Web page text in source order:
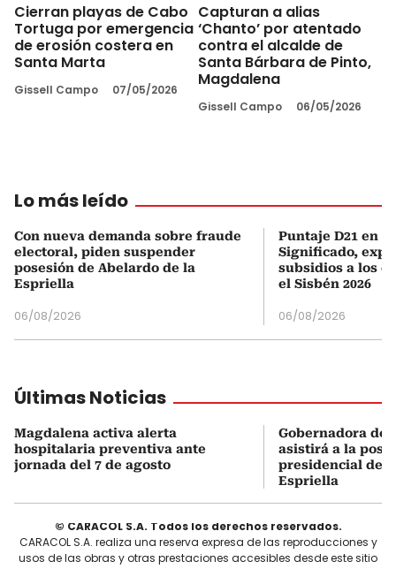
Cierran playas de Cabo
Tortuga por emergencia
de erosión costera en
Santa Marta
Gissell Campo 07/05/2026
Capturan a alias
‘Chanto’ por atentado
contra el alcalde de
Santa Bárbara de Pinto,
Magdalena
Gissell Campo 06/05/2026
Lo más leído
Con nueva demanda sobre fraude
electoral, piden suspender
posesión de Abelardo de la
Espriella
06/08/2026
Puntaje D21 en
Significado,
subsidios a los
el Sisbén 2026
06/08/2026
Últimas Noticias
Magdalena activa alerta
hospitalaria preventiva ante
jornada del 7 de agosto
Gobernadora del
asistirá a la
presidencial de
Espriella
© CARACOL S.A. Todos los derechos reservados.
CARACOL S.A. realiza una reserva expresa de las reproducciones y
usos de las obras y otras prestaciones accesibles desde este sitio